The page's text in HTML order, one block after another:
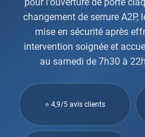
changement de serrure A2P,
mise en sécurité après
intervention soignée et
au samedi de 7h30 à
⭐ 4,9/5 avis clients